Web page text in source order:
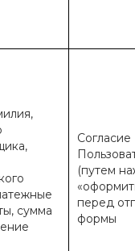
сумма
Согласие
(путем
перед
формы